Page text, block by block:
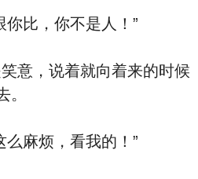
比，你不是人！”
，说着就向着来的时候
。
麻烦，看我的！”